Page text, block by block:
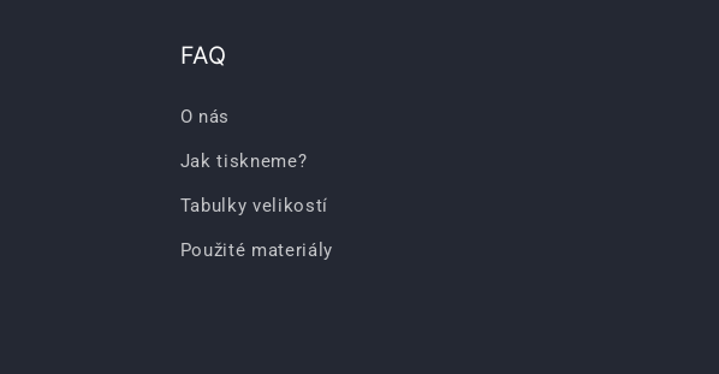
FAQ
O nás
Jak tiskneme?
Tabulky velikostí
Použité materiály